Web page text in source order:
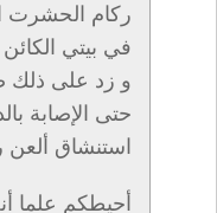
ركام الحشرت
في بيتي
و زد على ذلك
حتى الإصابة
استنشاق ألعن